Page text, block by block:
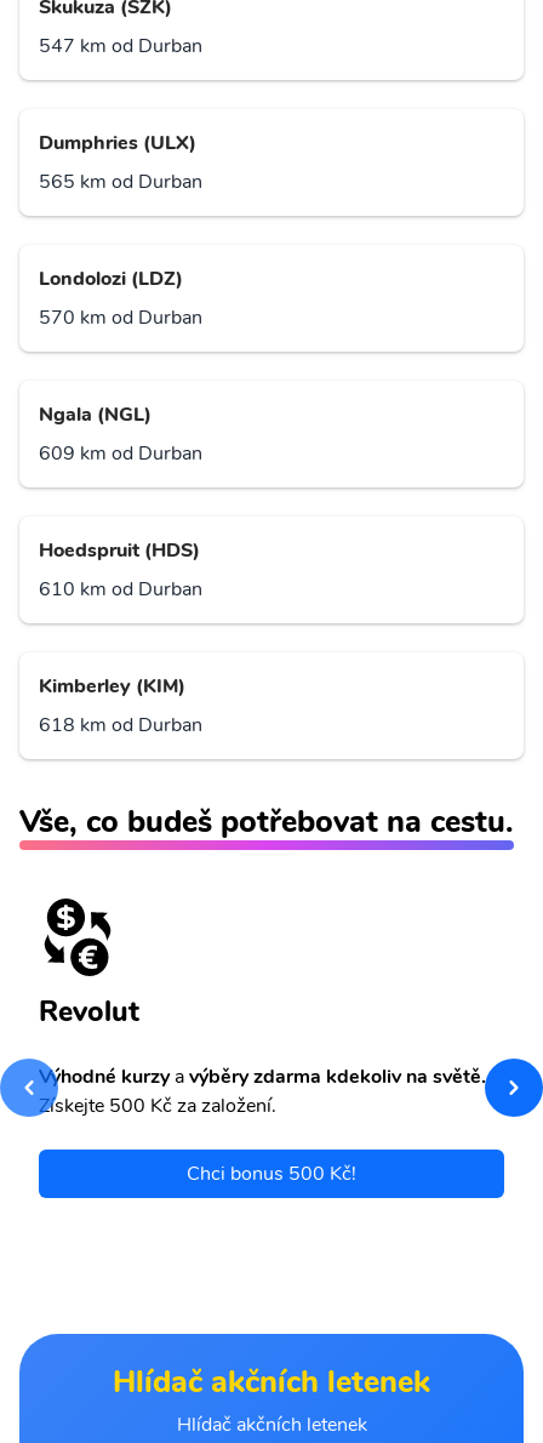
Skukuza (SZK)
547 km od Durban
Dumphries (ULX)
565 km od Durban
Londolozi (LDZ)
570 km od Durban
Ngala (NGL)
609 km od Durban
Hoedspruit (HDS)
610 km od Durban
Kimberley (KIM)
618 km od Durban
Vše, co budeš potřebovat na cestu.
Revolut
Výhodné kurzyavýběry zdarma kdekoliv na světě.
Získejte 500 Kč za založení.
Chci bonus 500 Kč!
Hlídač akčních letenek
Hlídač akčních letenek